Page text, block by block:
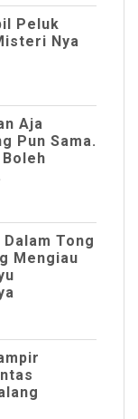
Peluk
Nya
Aja
Pun Sama.
Tong
Mengiau